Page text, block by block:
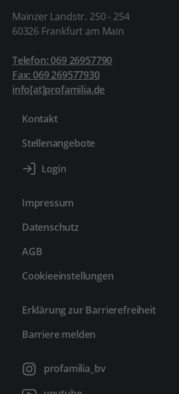
Mainzer Landstr. 250 - 254
60326 Frankfurt am Main
Telefon: 069 26957790
Fax: 069 269577930
info[at]profamilia.de
Kontakt
Stellenangebote
Impressum
Datenschutz
AGB
Cookieeinstellungen
Erklärung zur Barrierefreiheit
Barriere melden
profamilia_bv